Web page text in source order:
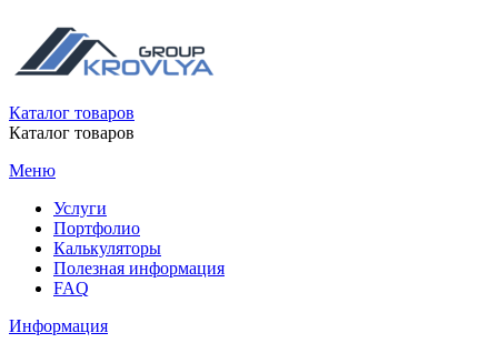
Каталог товаров
Каталог товаров
Меню
Услуги
Портфолио
Калькуляторы
Полезная информация
FAQ
Информация